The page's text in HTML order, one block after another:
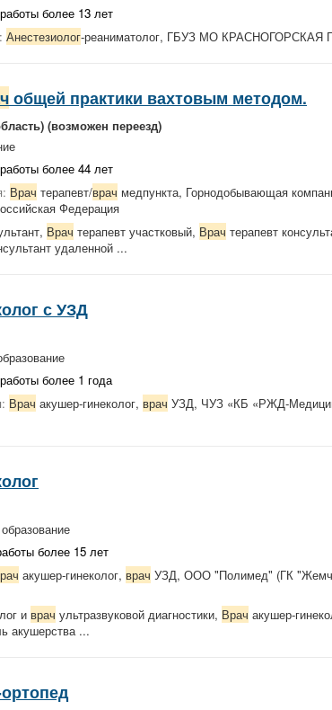
более 13 лет
Анестезиолог-реаниматолог, ГБУЗ МО
общей практики вахтовым методом.
(возможен переезд)
более 44 лет
Врач терапевт/врач медпункта, Горнодобывающая
Федерация
Врач терапевт участковый, Врач терапевт
удаленной ...
с УЗД
более 1 года
Врач акушер-гинеколог, врач УЗД, ЧУЗ «КБ «РЖД-
образование
более 15 лет
акушер-гинеколог, врач УЗД, ООО "Полимед" (ГК
и врач ультразвуковой диагностики, Врач акушер-
акушерства ...